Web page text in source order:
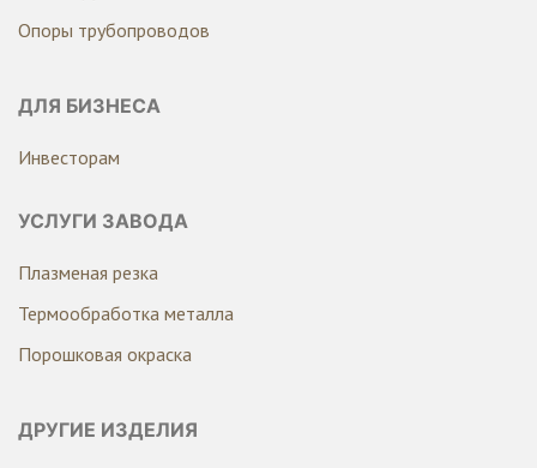
Опоры трубопроводов
ДЛЯ БИЗНЕСА
Инвесторам
УСЛУГИ ЗАВОДА
Плазменая резка
Термообработка металла
Порошковая окраска
ДРУГИЕ ИЗДЕЛИЯ